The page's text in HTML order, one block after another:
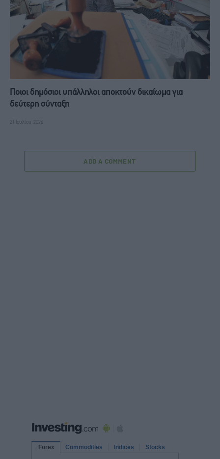
Ποιοι δημόσιοι υπάλληλοι αποκτούν δικαίωμα για
δεύτερη σύνταξη
21 Ιουλίου, 2026
ADD A COMMENT